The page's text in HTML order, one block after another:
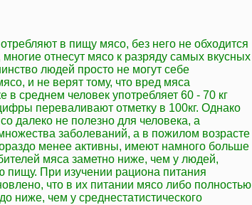
в пищу мясо, без него не обходится
отнесут мясо к разряду самых вкусных
людей просто не могут себе
и не верят тому, что вред мяса
в среднем человек употребляет 60 - 70 кг
переваливают отметку в 100кг. Однако
далеко не полезно для человека, а
заболеваний, а в пожилом возрасте
менее активны, имеют намного больше
мяса заметно ниже, чем у людей,
пищу. При изучении рациона питания
что в их питании мясо либо полностью
ниже, чем у среднестатистического